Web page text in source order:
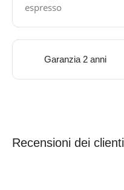
espresso
Garanzia 2 anni
Recensioni dei clienti